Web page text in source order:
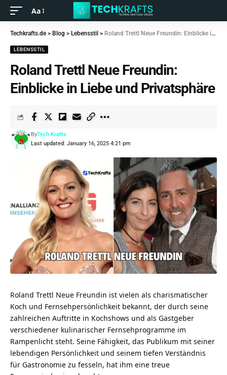
Aa
Techkrafts.de > Blog > Lebensstil > Roland Trettl Neue Freundin: Einblicke in Liebe und Privatsphäre
LEBENSSTIL
Roland Trettl Neue Freundin:
Einblicke in Liebe und Privatsphäre
Last updated: January 16, 2025 4:21 pm
ByTech Krafts
Roland Trettl Neue Freundin ist vielen als charismatischer
Koch und Fernsehpersönlichkeit bekannt, der durch seine
zahlreichen Auftritte in Kochshows und als Gastgeber
verschiedener kulinarischer Fernsehprogramme im
Rampenlicht steht. Seine Fähigkeit, das Publikum mit seiner
lebendigen Persönlichkeit und seinem tiefen Verständnis
für Gastronomie zu fesseln, hat ihm eine treue